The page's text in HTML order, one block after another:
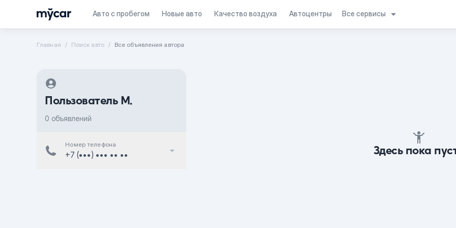
Авто с пробегом Новые авто Качество воздуха Автоцентры Все сервисы
Главная Поиск авто Все объявления автора
Пользователь M.
0 объявлений
Номер телефона
+7 (•••) ••• •• •• Здесь пока